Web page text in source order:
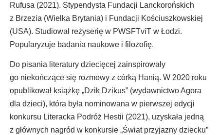
Rufusa (2021). Stypendysta Fundacji Lanckorońskich
z Brzezia (Wielka Brytania) i Fundacji Kościuszkowskiej
(USA). Studiował reżyserię w PWSFTviT w Łodzi.
Popularyzuje badania naukowe i filozofię.
Do pisania literatury dziecięcej zainspirowały
go niekończące się rozmowy z córką Hanią. W 2020 roku
opublikował książkę „Dzik Dzikus” (wydawnictwo Agora
dla dzieci), która była nominowana w pierwszej edycji
konkursu Literacka Podróż Hestii (2021), uzyskała jedną
z głównych nagród w konkursie „Świat przyjazny dziecku”